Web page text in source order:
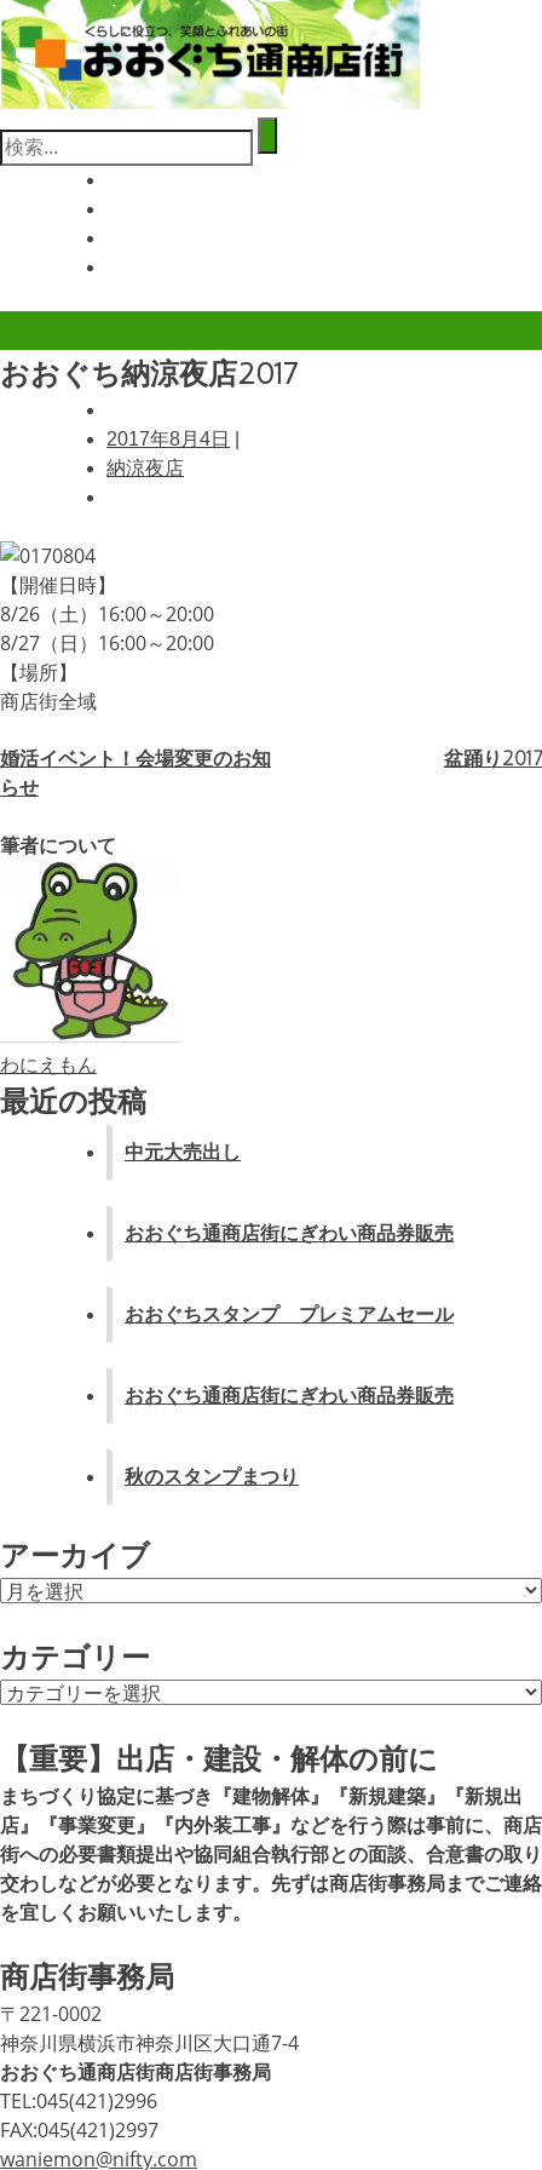
コ
ン
テ
ン
ツ
へ
検
索:
おおぐち納涼夜店2017
2017年8月4日
納涼夜店
【開催日時】
8/26（土）16:00～20:00
8/27（日）16:00～20:00
【場所】
商店街全域
投
ナ
ゲ
ー
ョ
ン
婚活イベント！会場変更のお知
らせ
盆踊り2017
筆者について
わにえもん
最近の投稿
中元大売出し
おおぐち通商店街にぎわい商品券販売
おおぐちスタンプ プレミアムセール
おおぐち通商店街にぎわい商品券販売
秋のスタンプまつり
アーカイブ
ア
カ
イ
ブ
カテゴリー
カ
ー
【重要】出店・建設・解体の前に
まちづくり協定に基づき『建物解体』『新規建築』『新規出
店』『事業変更』『内外装工事』などを行う際は事前に、商店
街への必要書類提出や協同組合執行部との面談、合意書の取り
交わしなどが必要となります。先ずは商店街事務局までご連絡
を宜しくお願いいたします。
商店街事務局
〒221-0002
神奈川県横浜市神奈川区大口通7-4
おおぐち通商店街商店街事務局
TEL:045(421)2996
FAX:045(421)2997
waniemon@nifty.com